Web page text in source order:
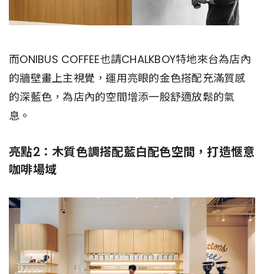
而ONIBUS COFFEE也請CHALKBOY特地來台為店內
的牆壁畫上主視覺，運用亮眼的金色搭配充滿質感
的深藍色，為店內的空間增添一股舒適放鬆的氣
息。
亮點2：木質色調搭配藍白配色空間，打造愜意
咖啡場域